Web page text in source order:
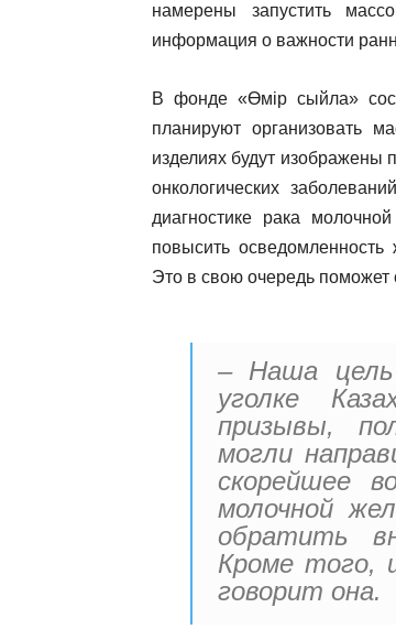
намерены запустить
информация о важности
В фонде «Өмір сыйла»
планируют организовать
изделиях будут изображены
онкологических
диагностике рака
повысить
Это в свою очередь поможет
– Наша
уголке
призывы,
могли
скорейшее
молочной
обратить
Кроме того,
говорит она.